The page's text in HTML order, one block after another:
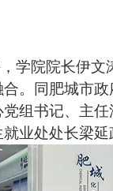
，学院院长伊
。同肥城市
组书记、主
业处处长梁延